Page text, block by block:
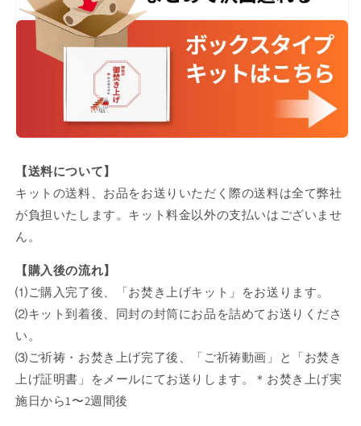
【送料について】
キットの送料、お品をお送りいただく際の送料は全て弊社
が負担いたします。キット料金以外の支払いはございませ
ん。
【購入後の流れ】
⑴ご購入完了後、「お焚き上げキット」をお送ります。
⑵キット到着後、同封の封筒にお品を詰めてお送りくださ
い。
⑶ご祈祷・お焚き上げ完了後、「ご祈祷動画」と「お焚き
上げ証明書」をメールにてお送りします。＊お焚き上げ実
施日から1〜2週間後